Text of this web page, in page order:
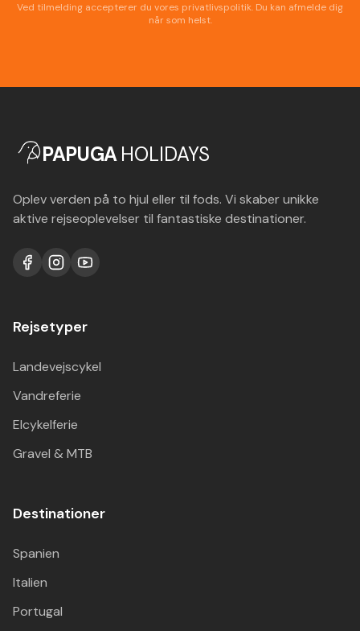
Ved tilmelding accepterer du vores privatlivspolitik. Du kan afmelde dig
når som helst.
PAPUGA HOLIDAYS
Oplev verden på to hjul eller til fods. Vi skaber unikke
aktive rejseoplevelser til fantastiske destinationer.
Rejsetyper
Landevejscykel
Vandreferie
Elcykelferie
Gravel & MTB
Destinationer
Spanien
Italien
Portugal